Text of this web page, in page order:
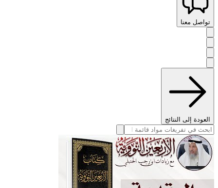
تواصل معنا
العودة إلى النتائج